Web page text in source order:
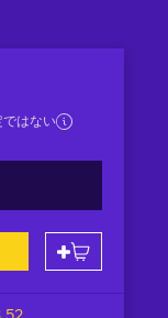
ではない